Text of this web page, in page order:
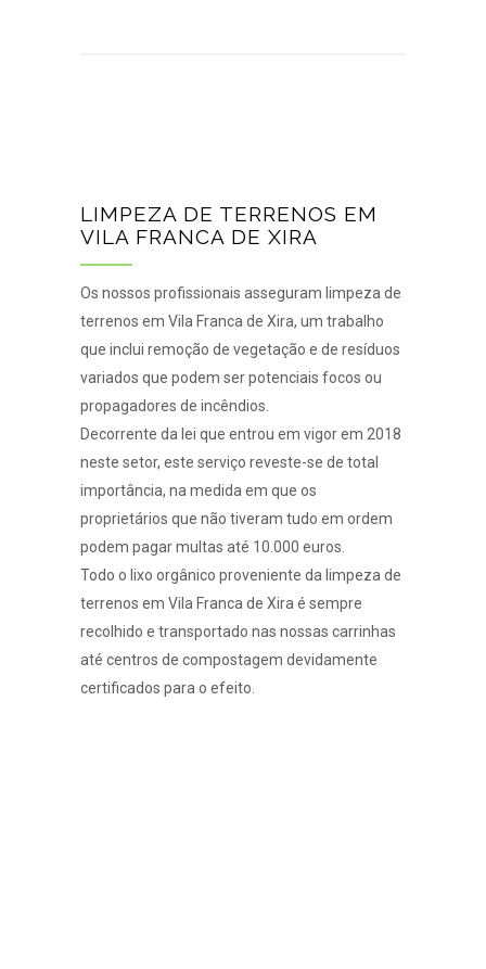
LIMPEZA DE TERRENOS EM
VILA FRANCA DE XIRA
Os nossos profissionais asseguram limpeza de
terrenos em Vila Franca de Xira, um trabalho
que inclui remoção de vegetação e de resíduos
variados que podem ser potenciais focos ou
propagadores de incêndios.
Decorrente da lei que entrou em vigor em 2018
neste setor, este serviço reveste-se de total
importância, na medida em que os
proprietários que não tiveram tudo em ordem
podem pagar multas até 10.000 euros.
Todo o lixo orgânico proveniente da limpeza de
terrenos em Vila Franca de Xira é sempre
recolhido e transportado nas nossas carrinhas
até centros de compostagem devidamente
certificados para o efeito.